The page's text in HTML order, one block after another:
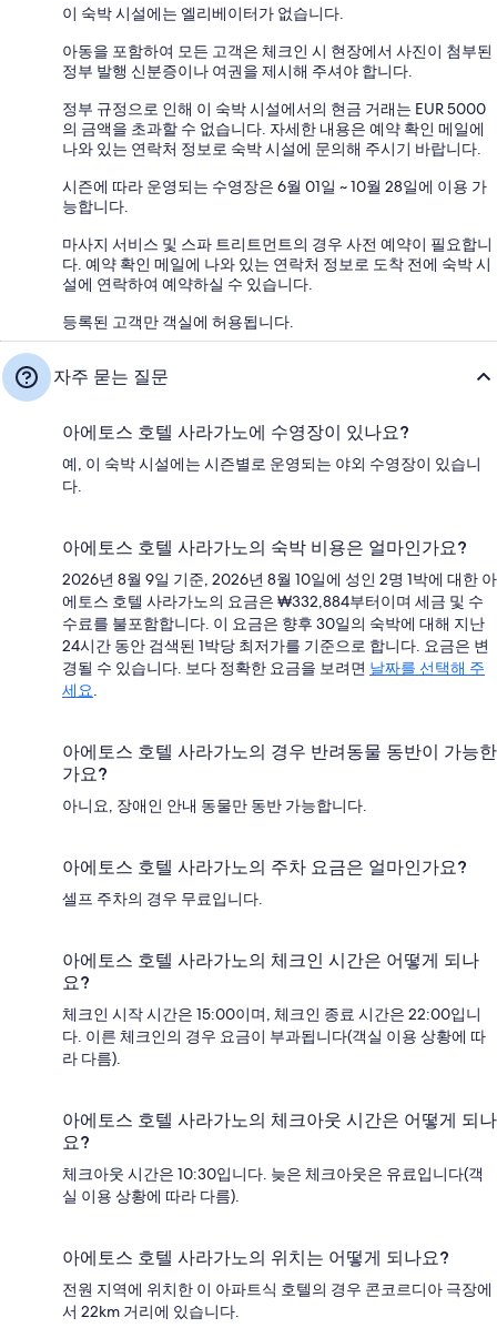
이 숙박 시설에는 엘리베이터가 없습니다.
아동을 포함하여 모든 고객은 체크인 시 현장에서 사진이 첨부된
정부 발행 신분증이나 여권을 제시해 주셔야 합니다.
정부 규정으로 인해 이 숙박 시설에서의 현금 거래는 EUR 5000
의 금액을 초과할 수 없습니다. 자세한 내용은 예약 확인 메일에
나와 있는 연락처 정보로 숙박 시설에 문의해 주시기 바랍니다.
시즌에 따라 운영되는 수영장은 6월 01일 ~ 10월 28일에 이용 가
능합니다.
마사지 서비스 및 스파 트리트먼트의 경우 사전 예약이 필요합니
다. 예약 확인 메일에 나와 있는 연락처 정보로 도착 전에 숙박 시
설에 연락하여 예약하실 수 있습니다.
등록된 고객만 객실에 허용됩니다.
자주 묻는 질문
아에토스 호텔 사라가노에 수영장이 있나요?
예, 이 숙박 시설에는 시즌별로 운영되는 야외 수영장이 있습니
다.
아에토스 호텔 사라가노의 숙박 비용은 얼마인가요?
2026년 8월 9일 기준, 2026년 8월 10일에 성인 2명 1박에 대한 아
에토스 호텔 사라가노의 요금은 ₩332,884부터이며 세금 및 수
수료를 불포함합니다. 이 요금은 향후 30일의 숙박에 대해 지난
24시간 동안 검색된 1박당 최저가를 기준으로 합니다. 요금은 변
경될 수 있습니다. 보다 정확한 요금을 보려면 날짜를 선택해 주
세요.
아에토스 호텔 사라가노의 경우 반려동물 동반이 가능한
가요?
아니요, 장애인 안내 동물만 동반 가능합니다.
아에토스 호텔 사라가노의 주차 요금은 얼마인가요?
셀프 주차의 경우 무료입니다.
아에토스 호텔 사라가노의 체크인 시간은 어떻게 되나
요?
체크인 시작 시간은 15:00이며, 체크인 종료 시간은 22:00입니
다. 이른 체크인의 경우 요금이 부과됩니다(객실 이용 상황에 따
라 다름).
아에토스 호텔 사라가노의 체크아웃 시간은 어떻게 되나
요?
체크아웃 시간은 10:30입니다. 늦은 체크아웃은 유료입니다(객
실 이용 상황에 따라 다름).
아에토스 호텔 사라가노의 위치는 어떻게 되나요?
전원 지역에 위치한 이 아파트식 호텔의 경우 콘코르디아 극장에
서 22km 거리에 있습니다.